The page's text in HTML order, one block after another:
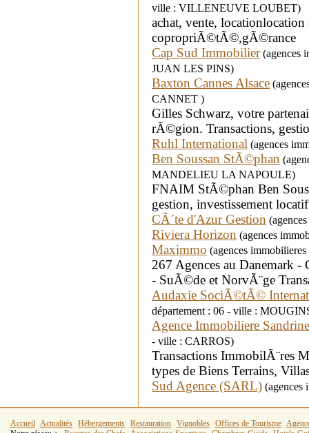
ville : VILLENEUVE LOUBET)
achat, vente,
copropriÃ©tÃ©,gÃ©rance
Cap Sud Immobilier(agences
JUAN LES PINS)
Baxton Cannes Alsace
CANNET )
Gilles Schwarz, votre
rÃ©gion. Transactions,
Ruhl International (agences
Ben Soussan StÃ©phan
MANDELIEU LA NAPOULE)
FNAIM StÃ©phan Ben
gestion, investissement
CÃ´te d'Azur Gestion
Riviera Horizon (agences
Maximmo (agences
267 Agences au Danemark -
- SuÃ©de et NorvÃ¨ge
Audaxie SociÃ©tÃ©
département : 06 - ville :
Agence Immobiliere
- ville : CARROS)
Transactions ImmobilÃ¨res
types de Biens Terrains,
Sud Agence (SARL) (agences
Accueil Actualités Hébergements Restauration Vignobles Offices de Tourisme